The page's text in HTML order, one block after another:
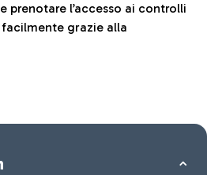
prenotare l’accesso ai controlli
grazie alla